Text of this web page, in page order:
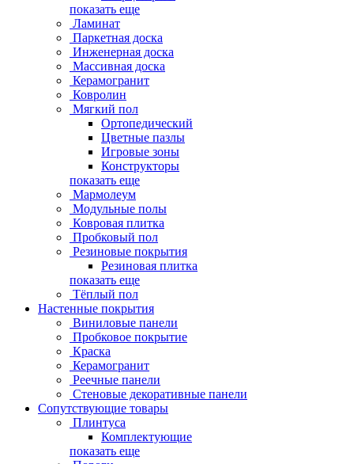
показать еще
Ламинат
Паркетная доска
Инженерная доска
Массивная доска
Керамогранит
Ковролин
Мягкий пол
Ортопедический
Цветные пазлы
Игровые зоны
Конструкторы
показать еще
Мармолеум
Модульные полы
Ковровая плитка
Пробковый пол
Резиновые покрытия
Резиновая плитка
показать еще
Тёплый пол
Настенные покрытия
Виниловые панели
Пробковое покрытие
Краска
Керамогранит
Реечные панели
Стеновые декоративные панели
Сопутствующие товары
Плинтуса
Комплектующие
показать еще